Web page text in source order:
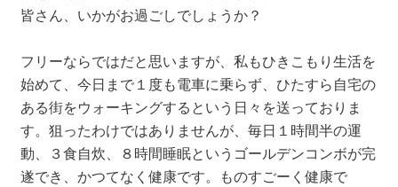
皆さん、いかがお過ごしでしょうか？
フリーならではだと思いますが、私もひきこもり生活を
始めて、今日まで１度も電車に乗らず、ひたすら自宅の
ある街をウォーキングするという日々を送っておりま
す。狙ったわけではありませんが、毎日１時間半の運
動、３食自炊、８時間睡眠というゴールデンコンボが完
遂でき、かつてなく健康です。ものすごーく健康で